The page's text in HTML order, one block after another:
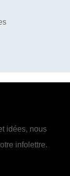
idées, nous
infolettre.